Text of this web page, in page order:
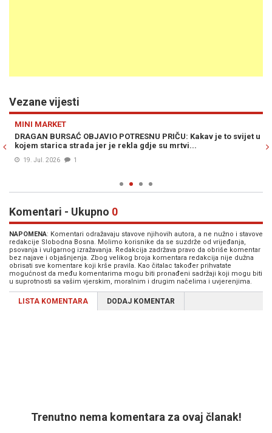
Vezane vijesti
MINI MARKET
DRAGAN BURSAĆ OBJAVIO POTRESNU PRIČU: Kakav je to svijet u
kojem starica strada jer je rekla gdje su mrtvi...
19. Jul. 2026 1
Komentari - Ukupno 0
NAPOMENA: Komentari odražavaju stavove njihovih autora, a ne nužno i stavove
redakcije Slobodna Bosna. Molimo korisnike da se suzdrže od vrijeđanja,
psovanja i vulgarnog izražavanja. Redakcija zadržava pravo da obriše komentar
bez najave i objašnjenja. Zbog velikog broja komentara redakcija nije dužna
obrisati sve komentare koji krše pravila. Kao čitalac također prihvatate
mogućnost da među komentarima mogu biti pronađeni sadržaji koji mogu biti
u suprotnosti sa vašim vjerskim, moralnim i drugim načelima i uvjerenjima.
LISTA KOMENTARA DODAJ KOMENTAR
Trenutno nema komentara za ovaj članak!